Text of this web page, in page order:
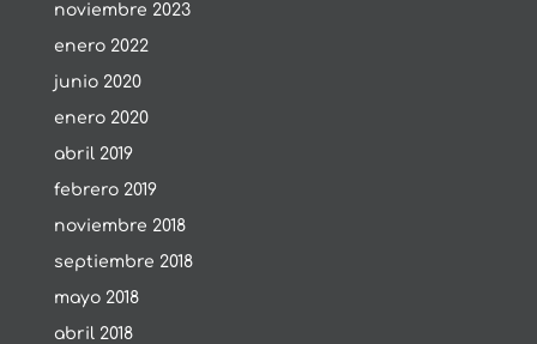
noviembre 2023
enero 2022
junio 2020
enero 2020
abril 2019
febrero 2019
noviembre 2018
septiembre 2018
mayo 2018
abril 2018